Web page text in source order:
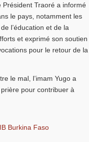
Président Traoré a informé
le pays, notamment les
l’éducation et de la
et exprimé son soutien
pour le retour de la
le mal, l’imam Yugo a
pour contribuer à
Burkina Faso